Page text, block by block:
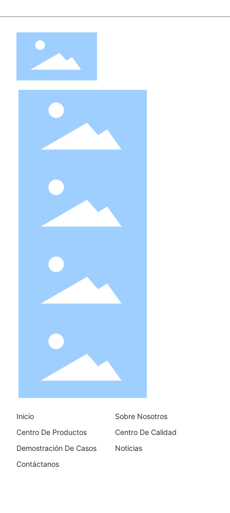
Inicio
Sobre Nosotros
Centro De Productos
Centro De Calidad
Demostración De Casos
Noticias
Contáctanos